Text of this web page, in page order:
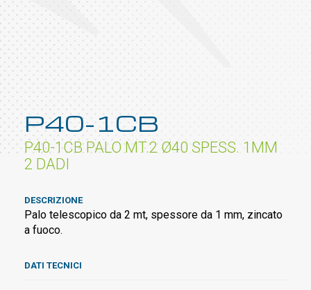
P40-1CB
P40-1CB PALO MT.2 Ø40 SPESS. 1MM
2 DADI
DESCRIZIONE
Palo telescopico da 2 mt, spessore da 1 mm, zincato
a fuoco.
DATI TECNICI